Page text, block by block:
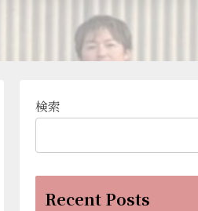
検索
Recent Posts